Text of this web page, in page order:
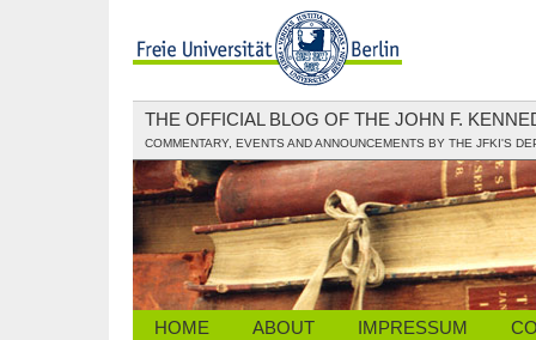
THE OFFICIAL BLOG OF THE JOHN F.
COMMENTARY, EVENTS AND ANNOUNCEMENTS BY THE JFKI'S
HOME ABOUT IMPRESSUM